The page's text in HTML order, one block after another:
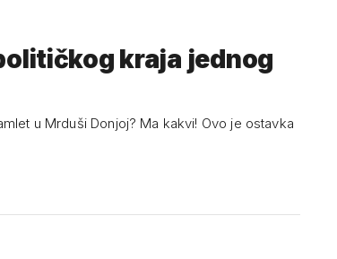
kraja jednog
u Mrduši Donjoj? Ma kakvi! Ovo je ostavka